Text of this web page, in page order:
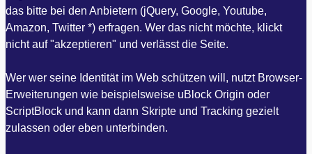
das bitte bei den Anbietern (jQuery, Google, Youtube,
Amazon, Twitter *) erfragen. Wer das nicht möchte, klickt
nicht auf "akzeptieren" und verlässt die Seite.
Wer wer seine Identität im Web schützen will, nutzt Browser-
Erweiterungen wie beispielsweise uBlock Origin oder
ScriptBlock und kann dann Skripte und Tracking gezielt
zulassen oder eben unterbinden.